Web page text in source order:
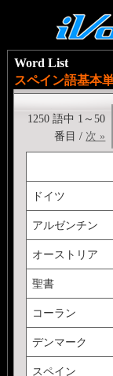
Word List
スペイン語基本
1250 語中 1～50
番目 / 次 »
ドイツ
アルゼンチン
オーストリア
聖書
コーラン
デンマーク
スペイン